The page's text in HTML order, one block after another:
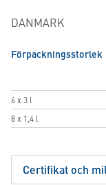
DANMARK
Förpackningsstorlek
6 x 3 l
8 x 1,4 l
Certifikat och